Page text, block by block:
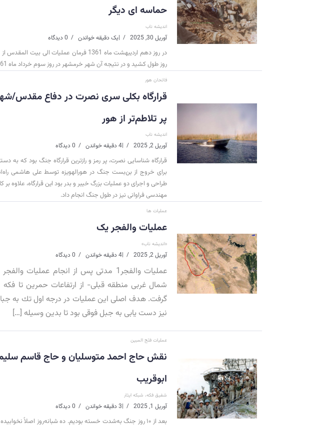
حماسه ای دیگر
اندیشه ناب
آوریل 30, 2025 |یک دقیقه خواندن 0 دیدگاه
روز طول کشید و در نتیجه آن شهر خرمشهر در روز سوم خرداد ماه 1361 باز پس گرفته شد
فاتحان هور
قرارگاه بکلی‌ سری‌ نصرت در دفاع مقدس/
پر تلاطم‌تر از هور
اندیشه ناب
آوریل 2, 2025 |4 دقیقه خواندن 0 دیدگاه
قرارگاه شناسایی نصرت، پر رمز و رازترین قرارگاه جنگ بود که به
برای خروج از بن‌بست جنگ در هورالهویزه توسط علی هاشمی
طراحی و اجرای دو عملیات بزرگ خیبر و بدر بود این قرارگاه، علاوه بر
مهندسی فراوانی نیز در طول جنگ انجام داد.
عملیات ها
عملیات والفجر یک
«اندیشه ناب»
آوریل 2, 2025 |4 دقیقه خواندن 0 دیدگاه
شمال غربی منطقه قبلی- از ارتفاعات حمرین تا
گرفت. هدف اصلی این عملیات در درجه اول تك به
نیز دست یابی به جبل فوقی بود تا بدین وسیله […]
عملیات فتح المبین
نقش حاج احمد متوسلیان و حاج قاسم
ابوقریب
شفیق فکه، شبکه ایثار
آوریل 1, 2025 |3 دقیقه خواندن 0 دیدگاه